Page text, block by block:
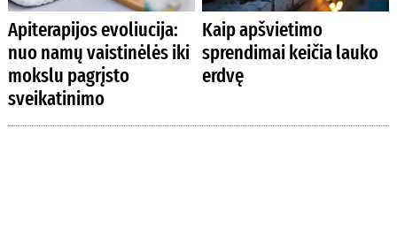
Apiterapijos evoliucija:
nuo namų vaistinėlės iki
mokslu pagrįsto
sveikatinimo
Kaip apšvietimo
sprendimai keičia lauko
erdvę